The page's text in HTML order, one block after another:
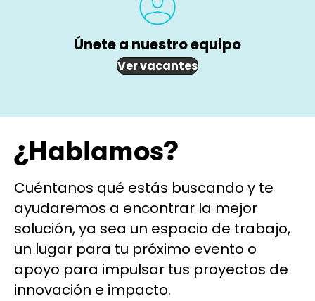
Únete a nuestro equipo
Ver vacantes
¿Hablamos?
Cuéntanos qué estás buscando y te
ayudaremos a encontrar la mejor
solución, ya sea un espacio de trabajo,
un lugar para tu próximo evento o
apoyo para impulsar tus proyectos de
innovación e impacto.